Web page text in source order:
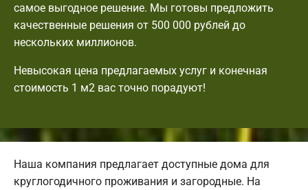
самое выгодное решение. Мы готовы предложить
качественные решения от 500 000 рублей до
нескольких миллионов.
Невысокая цена предлагаемых услуг и конечная
стоимость 1 м2 вас точно порадуют!
Наша компания предлагает доступные дома для
круглогодичного проживания и загородные. На